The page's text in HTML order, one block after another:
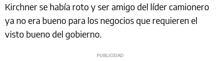
Kirchner se había roto y ser amigo del líder camionero
ya no era bueno para los negocios que requieren el
visto bueno del gobierno.